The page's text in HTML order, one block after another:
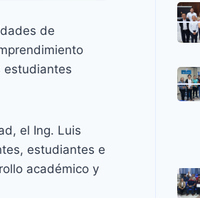
de
estudiantes
el Ing. Luis
estudiantes e
académico y